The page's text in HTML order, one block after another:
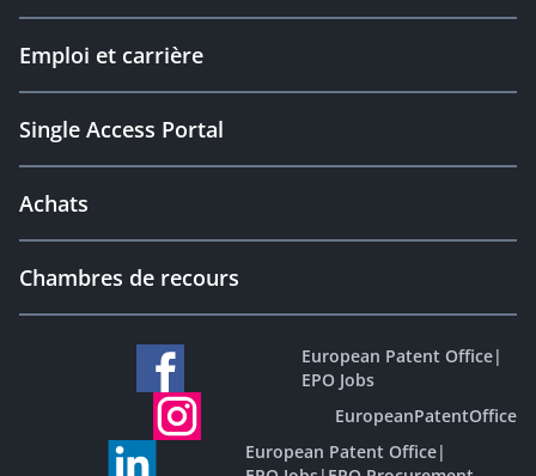
Emploi et carrière
Single Access Portal
Achats
Chambres de recours
European Patent Office|
EPO Jobs
EuropeanPatentOffice
European Patent Office|